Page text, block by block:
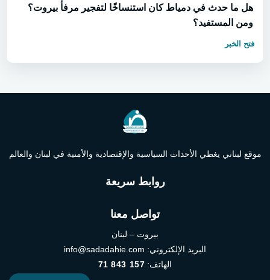
هل ما حدث في دمياط كان استنساخًا لتفجير مرفأ بيروت؟
ومن المستفيد؟
فتح الخبر
موقع لبناني يغطي الأحداث السياسية والإقتصادية والأمنية في لبنان والعالم
روابط سريعة
تواصل معنا
بيروت – لبنان
البريد الإلكتروني: info@sadadahie.com
الهاتف: 71 843 157